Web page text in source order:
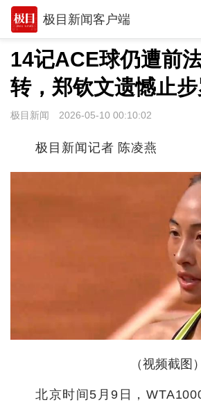
极目新闻客户端
推荐
观点
时政
健康
14记ACE球仍遭前
转，郑钦文遗憾止
极目新闻 2026-05-10 00:10:02
极目新闻记者 陈凌燕
（视频截图）
北京时间5月9日，